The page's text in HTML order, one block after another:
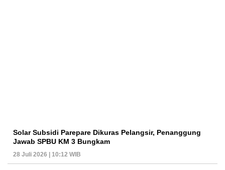
Solar Subsidi Parepare Dikuras Pelangsir, Penanggung
Jawab SPBU KM 3 Bungkam
28 Juli 2026 | 10:12 WIB